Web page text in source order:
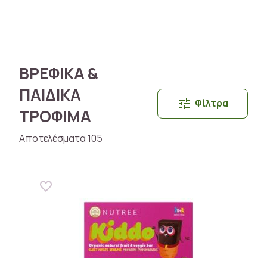
ΒΡΕΦΙΚΑ &
ΠΑΙΔΙΚΑ
ΤΡΟΦΙΜΑ
Αποτελέσματα 105
Φίλτρα